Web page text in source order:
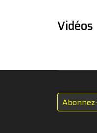
Vidéos